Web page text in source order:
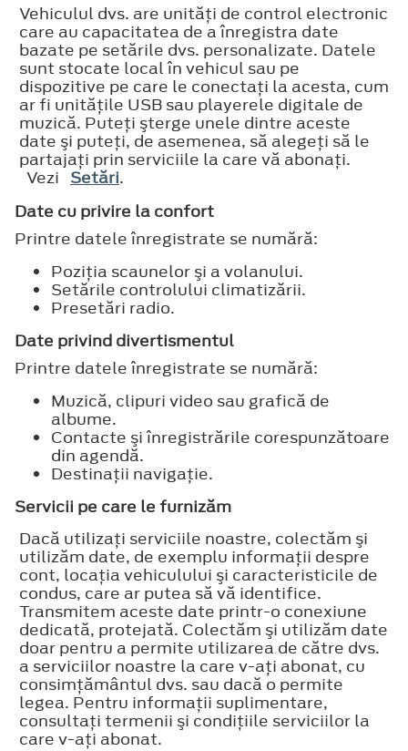
Vehiculul dvs. are unităţi de control electronic
care au capacitatea de a înregistra date
bazate pe setările dvs. personalizate. Datele
sunt stocate local în vehicul sau pe
dispozitive pe care le conectaţi la acesta, cum
ar fi unităţile USB sau playerele digitale de
muzică. Puteţi şterge unele dintre aceste
date şi puteţi, de asemenea, să alegeţi să le
partajaţi prin serviciile la care vă abonaţi.
Vezi Setări.
Date cu privire la confort
Printre datele înregistrate se numără:
Poziţia scaunelor şi a volanului.
Setările controlului climatizării.
Presetări radio.
Date privind divertismentul
Printre datele înregistrate se numără:
Muzică, clipuri video sau grafică de
albume.
Contacte şi înregistrările corespunzătoare
din agendă.
Destinaţii navigaţie.
Servicii pe care le furnizăm
Dacă utilizaţi serviciile noastre, colectăm şi
utilizăm date, de exemplu informaţii despre
cont, locaţia vehiculului şi caracteristicile de
condus, care ar putea să vă identifice.
Transmitem aceste date printr-o conexiune
dedicată, protejată. Colectăm şi utilizăm date
doar pentru a permite utilizarea de către dvs.
a serviciilor noastre la care v-aţi abonat, cu
consimţământul dvs. sau dacă o permite
legea. Pentru informaţii suplimentare,
consultaţi termenii şi condiţiile serviciilor la
care v-aţi abonat.